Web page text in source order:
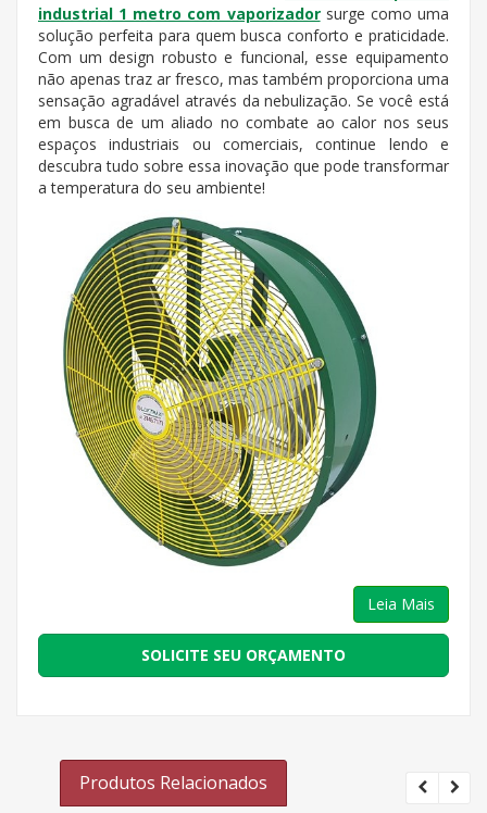
industrial 1 metro com vaporizadorsurge como uma
solução perfeita para quem busca conforto e praticidade.
Com um design robusto e funcional, esse equipamento
não apenas traz ar fresco, mas também proporciona uma
sensação agradável através da nebulização. Se você está
em busca de um aliado no combate ao calor nos seus
espaços industriais ou comerciais, continue lendo e
descubra tudo sobre essa inovação que pode transformar
a temperatura do seu ambiente!
Leia Mais
SOLICITE SEU ORÇAMENTO
Produtos Relacionados